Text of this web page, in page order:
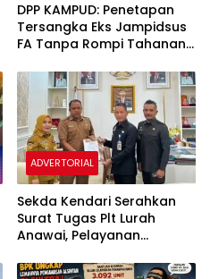
DPP KAMPUD: Penetapan
Tersangka Eks Jampidsus
FA Tanpa Rompi Tahanan
Khusus
ADVERTORIAL
Sekda Kendari Serahkan
Surat Tugas Plt Lurah
Anawai, Pelayanan
Tetap Berjalan